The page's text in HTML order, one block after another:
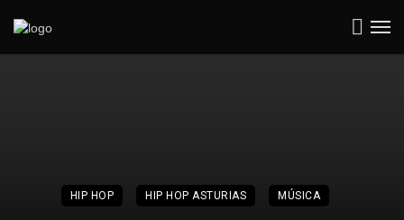
HIP HOP HIP HOP ASTURIAS MÚSICA